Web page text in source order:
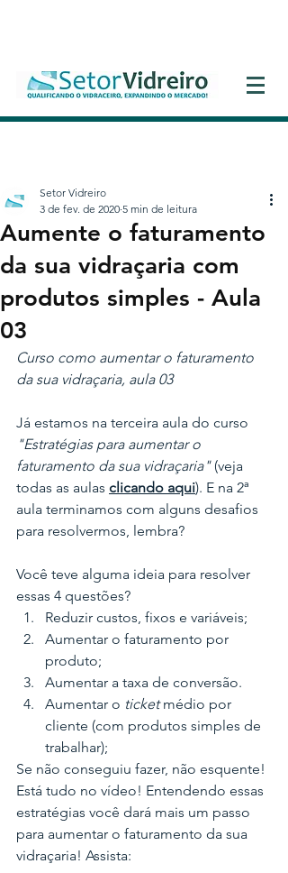
Aumente o faturamento
da sua vidraçaria com
produtos simples - Aula
03
Setor Vidreiro
3 de fev. de 2020 5 min de leitura
Curso como aumentar o faturamento
da sua vidraçaria, aula 03
Já estamos na terceira aula do curso
"Estratégias para aumentar o
faturamento da sua vidraçaria" (veja
todas as aulas clicando aqui). E na 2ª
aula terminamos com alguns desafios
para resolvermos, lembra?
Você teve alguma ideia para resolver
essas 4 questões?
Reduzir custos, fixos e variáveis;
Aumentar o faturamento por
produto;
Aumentar a taxa de conversão.
Aumentar o ticket médio por
cliente (com produtos simples de
trabalhar);
Se não conseguiu fazer, não esquente!
Está tudo no vídeo! Entendendo essas
estratégias você dará mais um passo
para aumentar o faturamento da sua
vidraçaria! Assista: